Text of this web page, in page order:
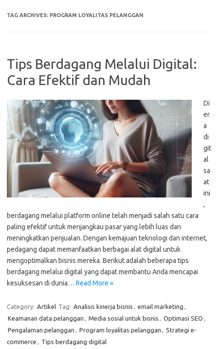
TAG ARCHIVES: PROGRAM LOYALITAS PELANGGAN
Tips Berdagang Melalui Digital:
Cara Efektif dan Mudah
Di
er
a
di
git
al
sa
at
ini
,
berdagang melalui platform online telah menjadi salah satu cara
paling efektif untuk menjangkau pasar yang lebih luas dan
meningkatkan penjualan. Dengan kemajuan teknologi dan internet,
pedagang dapat memanfaatkan berbagai alat digital untuk
mengoptimalkan bisnis mereka. Berikut adalah beberapa tips
berdagang melalui digital yang dapat membantu Anda mencapai
kesuksesan di dunia… Read More »
Category: Artikel Tag: Analisis kinerja bisnis , email marketing ,
Keamanan data pelanggan , Media sosial untuk bisnis , Optimasi SEO ,
Pengalaman pelanggan , Program loyalitas pelanggan , Strategi e-
commerce , Tips berdagang digital